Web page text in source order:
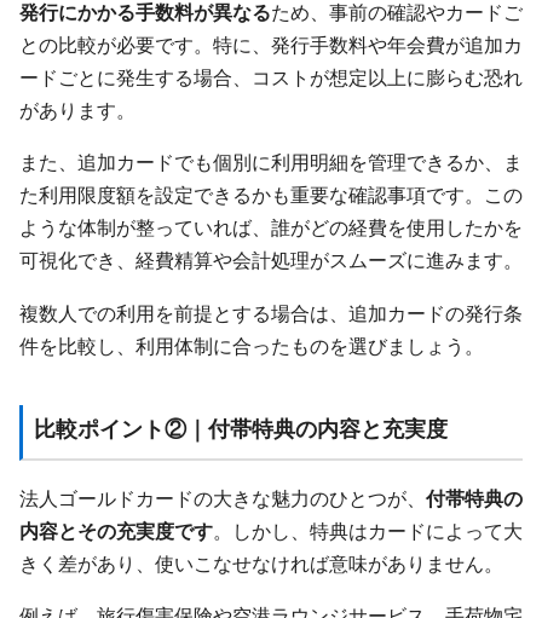
発行にかかる手数料が異なるため、事前の確認やカードご
との比較が必要です。特に、発行手数料や年会費が追加カ
ードごとに発生する場合、コストが想定以上に膨らむ恐れ
があります。
また、追加カードでも個別に利用明細を管理できるか、ま
た利用限度額を設定できるかも重要な確認事項です。この
ような体制が整っていれば、誰がどの経費を使用したかを
可視化でき、経費精算や会計処理がスムーズに進みます。
複数人での利用を前提とする場合は、追加カードの発行条
件を比較し、利用体制に合ったものを選びましょう。
比較ポイント②｜付帯特典の内容と充実度
法人ゴールドカードの大きな魅力のひとつが、 付帯特典の
内容とその充実度です。しかし、特典はカードによって大
きく差があり、使いこなせなければ意味がありません。